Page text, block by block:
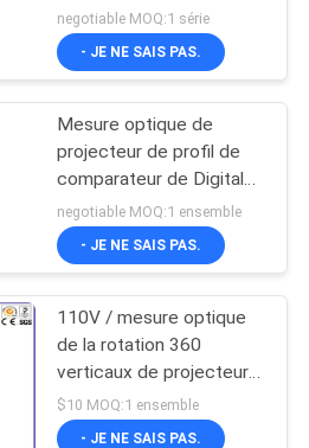
d'essai
de contrôle
matériau
36
Projecteur commercial
Star DataShow pour
téléphone Garantie 1 an
negotiable MOQ:1 série
- JE NE SAIS PAS.
Mesure optique de
projecteur de profil de
comparateur de Digital
de haute précision
negotiable MOQ:1 ensemble
- JE NE SAIS PAS.
110V / mesure optique
de la rotation 360
verticaux de projecteur
de profil à C.A. 220V
$10 MOQ:1 ensemble
- JE NE SAIS PAS.